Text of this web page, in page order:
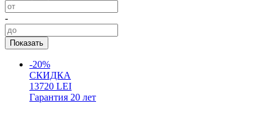
-
-20%
СКИДКА
13720 LEI
Гарантия 20 лет